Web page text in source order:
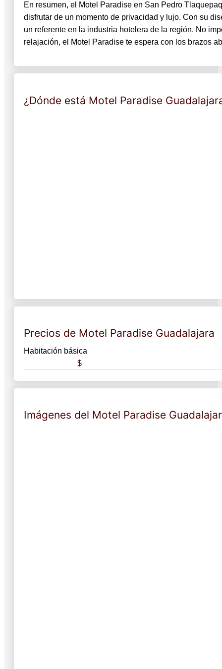
En resumen, el Motel Paradise en San Pedro
disfrutar de un momento de privacidad y lujo. Con su
un referente en la industria hotelera de la región. No
relajación, el Motel Paradise te espera con los brazos
¿Dónde está Motel Paradise
Precios de Motel Paradise Guadalajara
Habitación básica
$
Imágenes del Motel Paradise